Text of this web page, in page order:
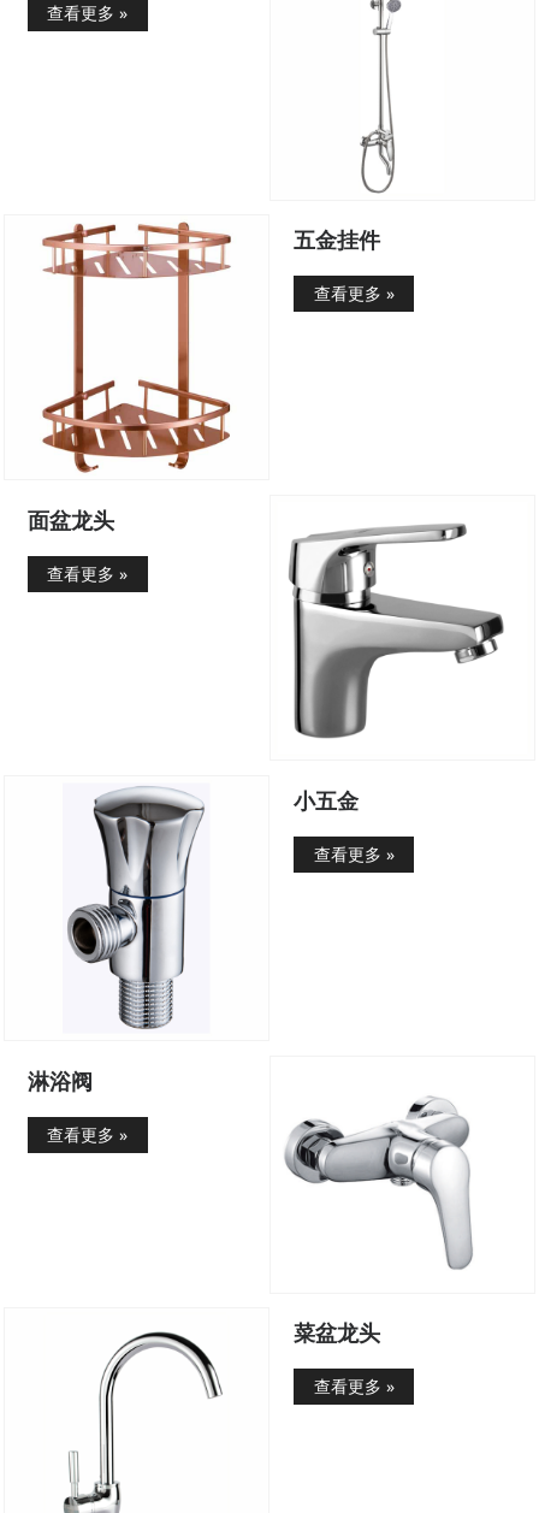
查看更多 »
五金挂件
查看更多 »
面盆龙头
查看更多 »
小五金
查看更多 »
淋浴阀
查看更多 »
菜盆龙头
查看更多 »